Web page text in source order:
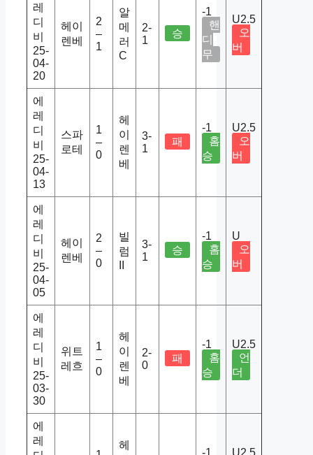
레
디
비
25-
04-
20
헤이
렌베
2
–
1
알
메
러
C
2-
1
승
-1
핸
디
무
U2.5
오
버
에
레
디
비
25-
04-
13
스파
로테
1
–
0
헤
이
렌
베
3-
1
패
-1
홈
승
U2.5
오
버
에
레
디
비
25-
04-
05
헤이
렌베
2
–
0
빌
럼
3-
1
승
-1
홈
승
U
오
버
에
레
디
비
25-
03-
30
위트
레흐
1
–
0
헤
이
렌
베
2-
0
패
-1
홈
승
U2.5
언
더
에
레
헤
-1 U2.5